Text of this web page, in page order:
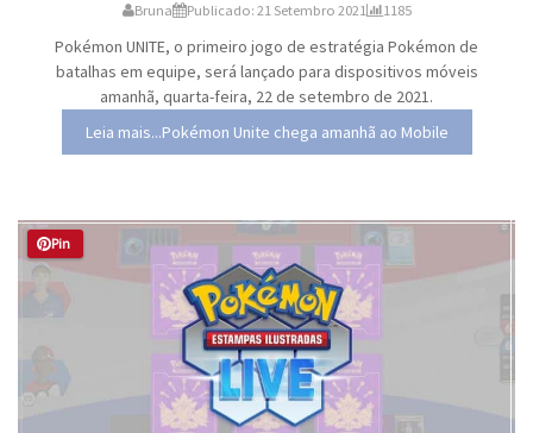
Bruna Publicado: 21 Setembro 2021 1185
Pokémon UNITE, o primeiro jogo de estratégia Pokémon de
batalhas em equipe, será lançado para dispositivos móveis
amanhã, quarta-feira, 22 de setembro de 2021.
Leia mais...Pokémon Unite chega amanhã ao Mobile
Pin